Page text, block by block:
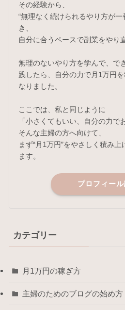
その経験から、
“無理なく続けられるやり方が
き、
自分に合うペースで副業をやり
無理のないやり方を学んで、で
践したら、自分の力で月1万円
なりました。
ここでは、私と同じように
「小さくてもいい、自分の力で
そんな主婦の方へ向けて、
まず“月1万円”をやさしく積み
ます。
プロフィー
カテゴリー
月1万円の稼ぎ方
主婦のためのブログの始め方